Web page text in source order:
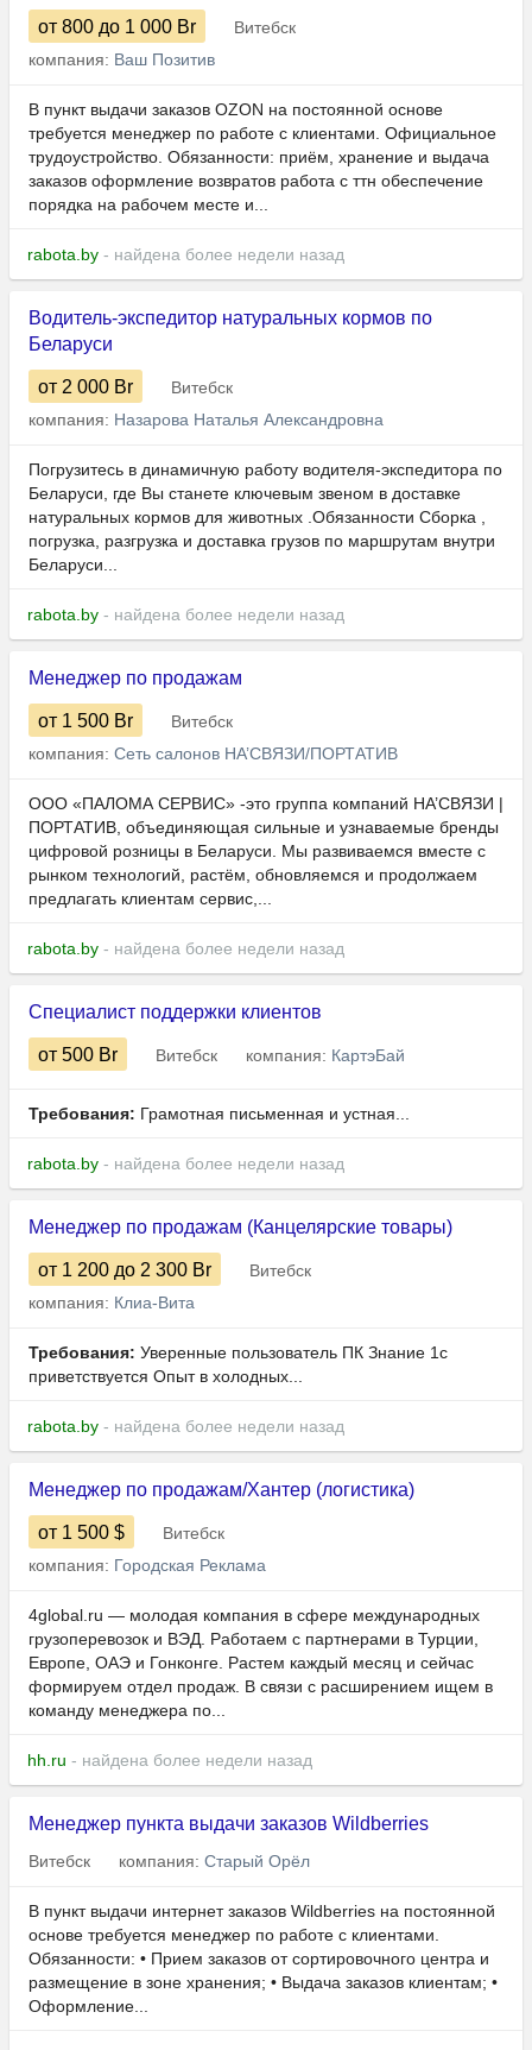
от 800 до 1 000 Br
Витебск
компания: Ваш Позитив
В пункт выдачи заказов OZON на постоянной основе
требуется менеджер по работе с клиентами. Официальное
трудоустройство. Обязанности: приём, хранение и выдача
заказов оформление возвратов работа с ттн обеспечение
порядка на рабочем месте и...
rabota.by - найдена более недели назад
Водитель-экспедитор натуральных кормов по
Беларуси
от 2 000 Br
Витебск
компания: Назарова Наталья Александровна
Погрузитесь в динамичную работу водителя-экспедитора по
Беларуси, где Вы станете ключевым звеном в доставке
натуральных кормов для животных .Обязанности Сборка ,
погрузка, разгрузка и доставка грузов по маршрутам внутри
Беларуси...
rabota.by - найдена более недели назад
Менеджер по продажам
от 1 500 Br
Витебск
компания: Сеть салонов НА’СВЯЗИ/ПОРТАТИВ
ООО «ПАЛОМА СЕРВИС» -это группа компаний НА’СВЯЗИ |
ПОРТАТИВ, объединяющая сильные и узнаваемые бренды
цифровой розницы в Беларуси. Мы развиваемся вместе с
рынком технологий, растём, обновляемся и продолжаем
предлагать клиентам сервис,...
rabota.by - найдена более недели назад
Специалист поддержки клиентов
от 500 Br Витебск компания: КартэБай
Требования: Грамотная письменная и устная...
rabota.by - найдена более недели назад
Менеджер по продажам (Канцелярские товары)
от 1 200 до 2 300 Br
Витебск
компания: Клиа-Вита
Требования: Уверенные пользователь ПК Знание 1с
приветствуется Опыт в холодных...
rabota.by - найдена более недели назад
Менеджер по продажам/Хантер (логистика)
от 1 500 $
Витебск
компания: Городская Реклама
4global.ru — молодая компания в сфере международных
грузоперевозок и ВЭД. Работаем с партнерами в Турции,
Европе, ОАЭ и Гонконге. Растем каждый месяц и сейчас
формируем отдел продаж. В связи с расширением ищем в
команду менеджера по...
hh.ru - найдена более недели назад
Менеджер пункта выдачи заказов Wildberries
Витебск компания: Старый Орёл
В пункт выдачи интернет заказов Wildberries на постоянной
основе требуется менеджер по работе с клиентами.
Обязанности: • Прием заказов от сортировочного центра и
размещение в зоне хранения; • Выдача заказов клиентам; •
Оформление...